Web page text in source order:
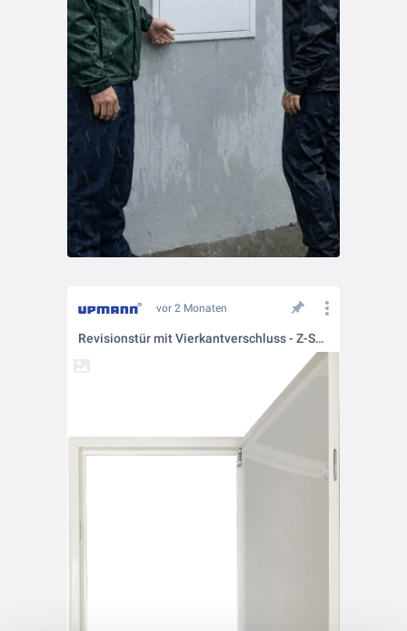
vor 2 Monaten
Revisionstür mit Vierkantverschluss - Z-Softline